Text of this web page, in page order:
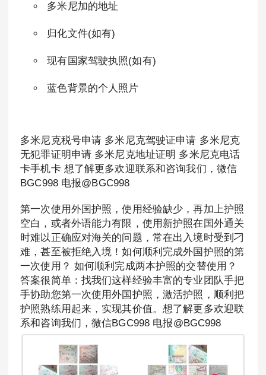
多米尼加的地址
归化文件(如有)
现有国家驾驶执照(如有)
蓝色背景的个人照片
多米尼克税号申请 多米尼克驾驶证申请 多米尼克
无犯罪证明申请 多米尼克地址证明 多米尼克电话
卡手机卡 想了解更多欢迎联系和咨询我们，微信
BGC998 电报@BGC998
第一次使用外国护照，使用经验缺少，再加上护照
空白，或者外语能力有限，使用新护照在国外通关
时难以正确应对海关的问题，常在出入境时受到刁
难，甚至被拒绝入境！如何顺利完成外国护照的第
一次使用？ 如何顺利完成两本护照的交替使用？
答案很简单：找我们这样经验丰富的专业团队手把
手协助您第一次使用外国护照，激活护照，顺利把
护照熟练用起来，实现其价值。想了解更多欢迎联
系和咨询我们，微信BGC998 电报@BGC998